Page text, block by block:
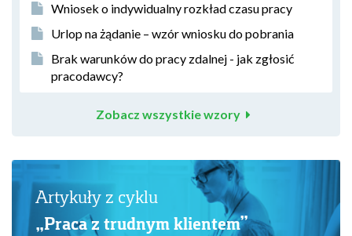
Wniosek o indywidualny rozkład czasu pracy
Urlop na żądanie – wzór wniosku do pobrania
Brak warunków do pracy zdalnej - jak zgłosić
pracodawcy?
Zobacz wszystkie wzory
Artykuły z cyklu
„Praca z trudnym klientem”